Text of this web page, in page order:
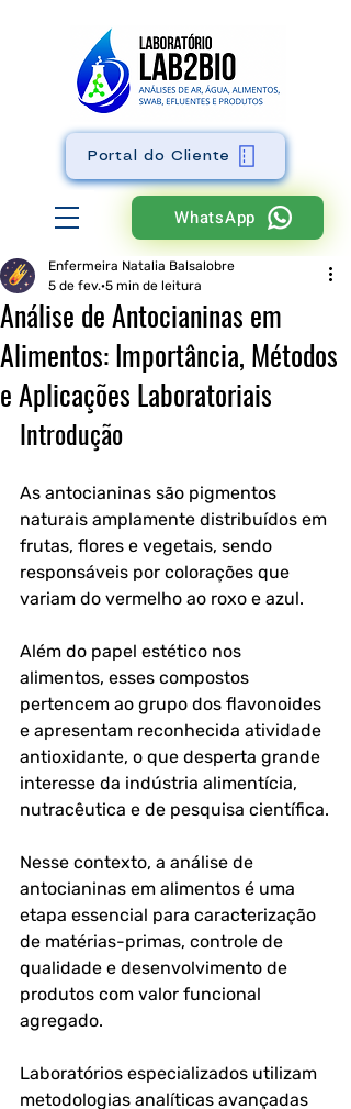
WhatsApp
Portal do Cliente
Análise de Antocianinas em
Alimentos: Importância, Métodos
e Aplicações Laboratoriais
Enfermeira Natalia Balsalobre
5 de fev. 5 min de leitura
Introdução
As antocianinas são pigmentos
naturais amplamente distribuídos em
frutas, flores e vegetais, sendo
responsáveis por colorações que
variam do vermelho ao roxo e azul.
Além do papel estético nos
alimentos, esses compostos
pertencem ao grupo dos flavonoides
e apresentam reconhecida atividade
antioxidante, o que desperta grande
interesse da indústria alimentícia,
nutracêutica e de pesquisa científica.
Nesse contexto, a análise de
antocianinas em alimentos é uma
etapa essencial para caracterização
de matérias-primas, controle de
qualidade e desenvolvimento de
produtos com valor funcional
agregado.
Laboratórios especializados utilizam
metodologias analíticas avançadas